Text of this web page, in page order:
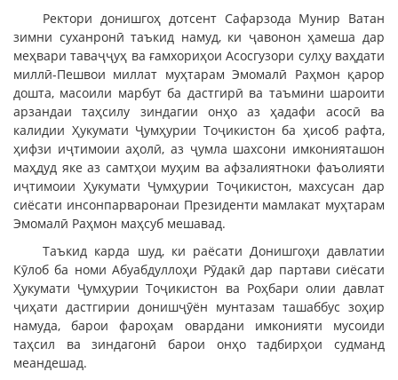
Ректори донишгоҳ дотсент Сафарзода Мунир Ватан
зимни суханронӣ таъкид намуд, ки ҷавонон ҳамеша дар
меҳвари таваҷҷуҳ ва ғамхориҳои Асосгузори сулҳу ваҳдати
миллӣ-Пешвои миллат муҳтарам Эмомалӣ Раҳмон қарор
дошта, масоили марбут ба дастгирӣ ва таъмини шароити
арзандаи таҳсилу зиндагии онҳо аз ҳадафи асосӣ ва
калидии Ҳукумати Ҷумҳурии Тоҷикистон ба ҳисоб рафта,
ҳифзи иҷтимоии аҳолӣ, аз ҷумла шахсони имконияташон
маҳдуд яке аз самтҳои муҳим ва афзалиятноки фаъолияти
иҷтимоии Ҳукумати Ҷумҳурии Тоҷикистон, махсусан дар
сиёсати инсонпарваронаи Президенти мамлакат муҳтарам
Эмомалӣ Раҳмон маҳсуб мешавад.
Таъкид карда шуд, ки раёсати Донишгоҳи давлатии
Кӯлоб ба номи Абуабдуллоҳи Рӯдакӣ дар партави сиёсати
Ҳукумати Ҷумҳурии Тоҷикистон ва Роҳбари олии давлат
ҷиҳати дастгирии донишҷӯён мунтазам ташаббус зоҳир
намуда, барои фароҳам овардани имконияти мусоиди
таҳсил ва зиндагонӣ барои онҳо тадбирҳои судманд
меандешад.